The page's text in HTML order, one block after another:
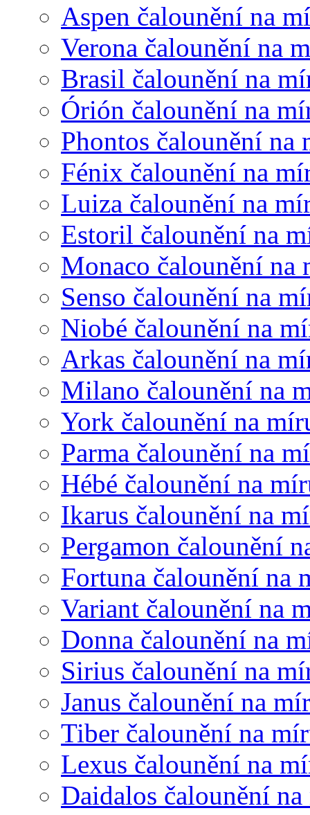
Aspen čalounění na
Verona čalounění na
Brasil čalounění na
Órión čalounění na
Phontos čalounění na
Fénix čalounění na
Luiza čalounění na
Estoril čalounění na
Monaco čalounění na
Senso čalounění na
Niobé čalounění na
Arkas čalounění na
Milano čalounění na
York čalounění na
Parma čalounění na
Hébé čalounění na
Ikarus čalounění na
Pergamon čalounění
Fortuna čalounění na
Variant čalounění na
Donna čalounění na
Sirius čalounění na
Janus čalounění na
Tiber čalounění na
Lexus čalounění na
Daidalos čalounění